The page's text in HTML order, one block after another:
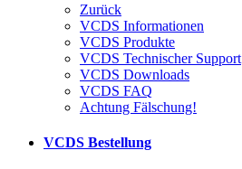
Zurück
VCDS Informationen
VCDS Produkte
VCDS Technischer Support
VCDS Downloads
VCDS FAQ
Achtung Fälschung!
VCDS Bestellung